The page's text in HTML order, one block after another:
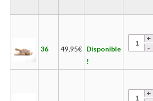
36 49,95€ Disponible
!